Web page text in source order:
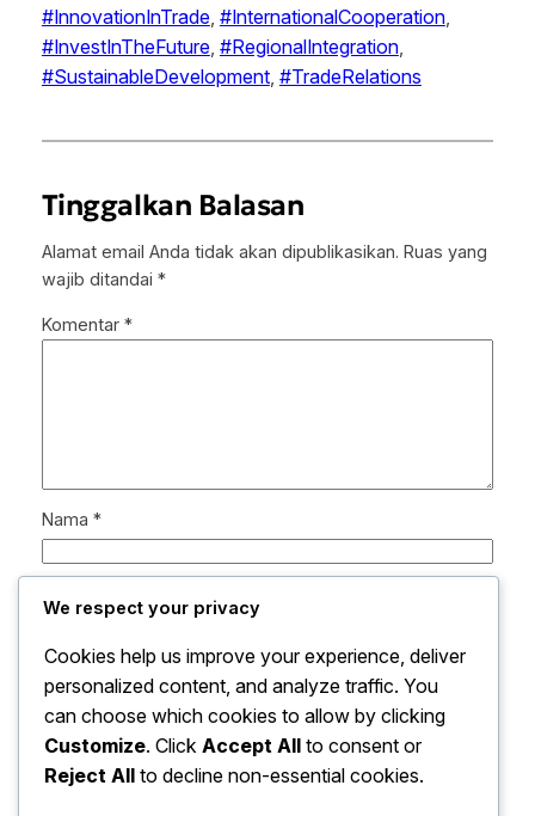
#InnovationInTrade, #InternationalCooperation
#InvestInTheFuture, #RegionalIntegration
#SustainableDevelopment, #TradeRelations
Tinggalkan Balasan
Alamat email Anda tidak akan dipublikasikan. Ruas yang
wajib ditandai *
Komentar *
Nama *
Situs Web
Simpan nama, email, dan situs web saya pada
peramban ini untuk komentar saya berikutnya.
We respect your privacy
Cookies help us improve your experience, deliver
personalized content, and analyze traffic. You
can choose which cookies to allow by clicking
Customize. Click Accept All to consent or
Reject All to decline non-essential cookies.